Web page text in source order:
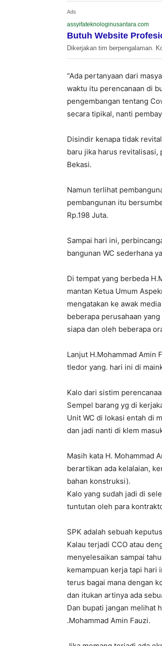
Ads
assyifateknologinusantara.com
Butuh Website
Dikerjakan tim berpengalaman.
“Ada pertanyaan dari
waktu itu perencanaan di
pengembangan tentang
secara tipikal, nanti
Disindir kenapa tidak
baru jika harus revitalisasi,
Bekasi.
Namun terlihat
pembangunan itu
Rp.198 Juta.
Sampai hari ini,
bangunan WC sederhana
Di tempat yang berbeda
mantan Ketua Umum
mengatakan ke awak
beberapa perusahaan
siapa dan oleh beberapa
Lanjut H.Mohammad Amin
tledor yang. hari ini di
Kalo dari sistim
Sempel barang yg di
Unit WC di lokasi entah di
dan jadi nanti di klem
Masih kata H. Mohammad
berartikan ada kelalaian,
bahan konstruksi).
Kalo yang sudah jadi di
tuntutan oleh para
SPK adalah sebuah
Kalau terjadi CCO atau
menyelesaikan sampai
kemampuan kerja tapi hari
terus bagai mana dengan
dan itukan artinya ada
Dan bupati jangan melihat
.Mohammad Amin Fauzi.